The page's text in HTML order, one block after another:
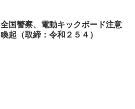
全国警察、電動キックボード注意
喚起（取締：令和２５４）